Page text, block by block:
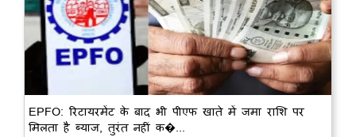
EPFO: रिटायरमेंट के बाद भी पीएफ खाते में जमा राशि पर
मिलता है ब्याज, तुरंत नहीं क�...